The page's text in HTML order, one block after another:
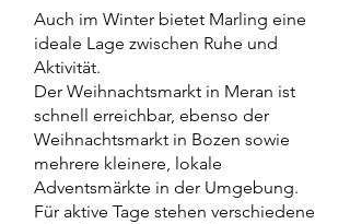
Auch im Winter bietet Marling eine
ideale Lage zwischen Ruhe und
Aktivität.
Der Weihnachtsmarkt in Meran ist
schnell erreichbar, ebenso der
Weihnachtsmarkt in Bozen sowie
mehrere kleinere, lokale
Adventsmärkte in der Umgebung.
Für aktive Tage stehen verschiedene